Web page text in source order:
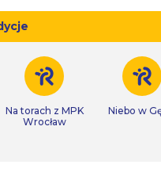
Na torach z MPK
Wrocław
Niebo w